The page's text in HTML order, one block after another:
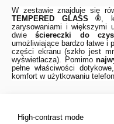
W zestawie znajduje się
TEMPERED GLASS ®,
zarysowaniami i większymi
dwieściereczki do
umożliwiające bardzo łatwe i
części ekranu (szkło jest
wyświetlacza). Pomimo
pełne właściwości
komfort w użytkowaniu
High-contrast mode